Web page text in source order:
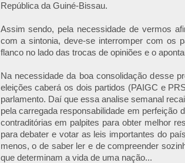
República da Guiné-Bissau.
Assim sendo, pela necessidade de vermos
com a sintonia, deve-se interromper com os
flanco no lado das trocas de opiniões e o
Na necessidade da boa consolidação desse
eleições caberá os dois partidos (PAIGC e
parlamento. Daí que essa analise semanal
pela carregada responsabilidade em
contraditórias em palpites para obter melhor
para debater e votar as leis importantes do
menos, o de saber ler e de compreender
que determinam a vida de uma nação...